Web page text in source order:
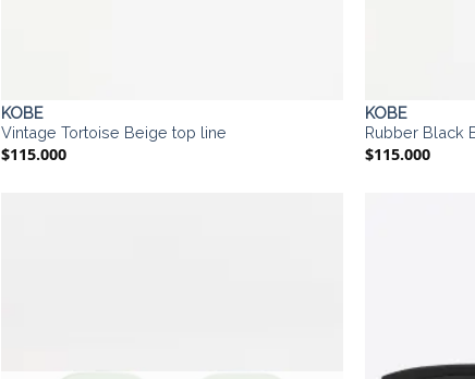
KOBE
Vintage Tortoise Beige top line
$115.000
KOBE
Rubber Black
$115.000